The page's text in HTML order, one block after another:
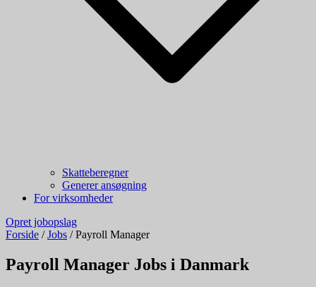
Skatteberegner
Generer ansøgning
For virksomheder
Opret jobopslag
Forside / Jobs / Payroll Manager
Payroll Manager Jobs i Danmark